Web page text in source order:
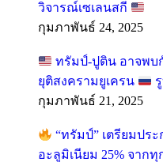
วิจารณ์เซเลนสกี
กุมภาพันธ์ 24, 2025
ทรัมป์-ปูติน อาจพบ
ยุติสงครามยูเครน
กุมภาพันธ์ 21, 2025
“ทรัมป์” เตรียมปร
อะลูมิเนียม 25% จาก